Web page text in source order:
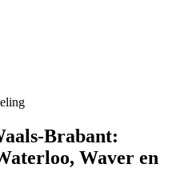
Brabant:
Waver en